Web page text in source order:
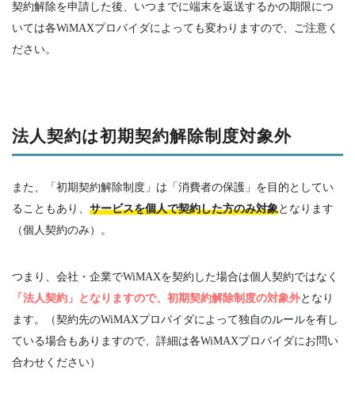
契約解除を申請した後、いつまでに端末を返送するかの期限につ
いては各WiMAXプロバイダによっても変わりますので、ご注意く
ださい。
法人契約は初期契約解除制度対象外
また、「初期契約解除制度」は「消費者の保護」を目的としてい
ることもあり、 サービスを個人で契約した方のみ対象となります
（個人契約のみ）。
つまり、会社・企業でWiMAXを契約した場合は個人契約ではなく
「法人契約」となりますので、初期契約解除制度の対象外となり
ます。（契約先のWiMAXプロバイダによって独自のルールを有し
ている場合もありますので、詳細は各WiMAXプロバイダにお問い
合わせください）